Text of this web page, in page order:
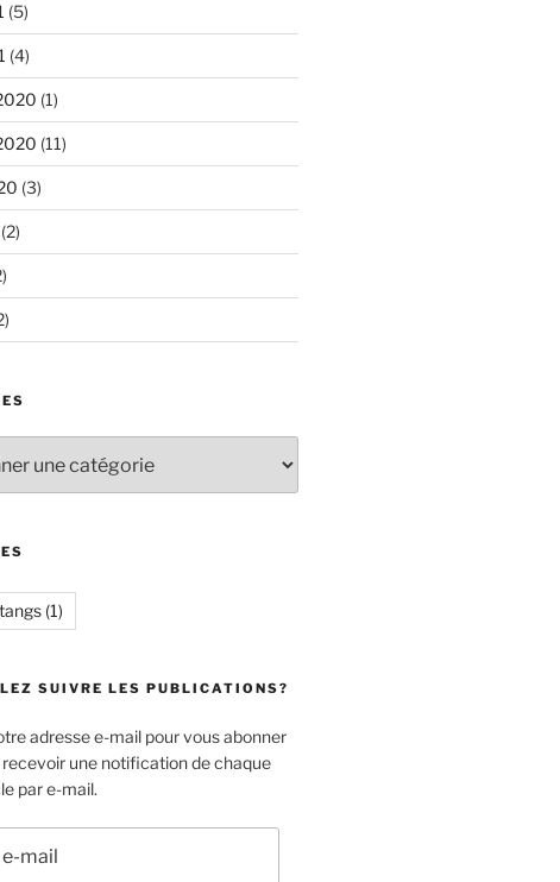
(5)
(4)
(1)
(11)
(3)
(2)
(1)
SUIVRE LES PUBLICATIONS?
adresse e-mail pour vous abonner
recevoir une notification de chaque
par e-mail.